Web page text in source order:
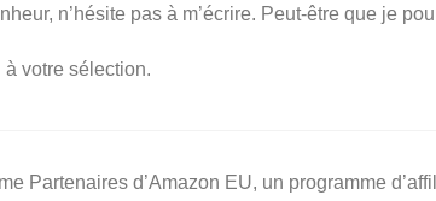
n’hésite pas à m’écrire. Peut-être que je
votre sélection.
Partenaires d’Amazon EU, un programme